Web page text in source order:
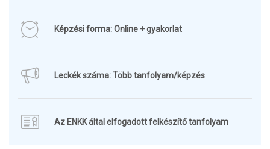
Képzési forma: Online + gyakorlat
Leckék száma: Több tanfolyam/képzés
Az ENKK által elfogadott felkészítő tanfolyam